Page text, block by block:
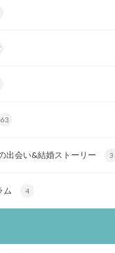
63
出会い&結婚ストーリー 3
ム 4